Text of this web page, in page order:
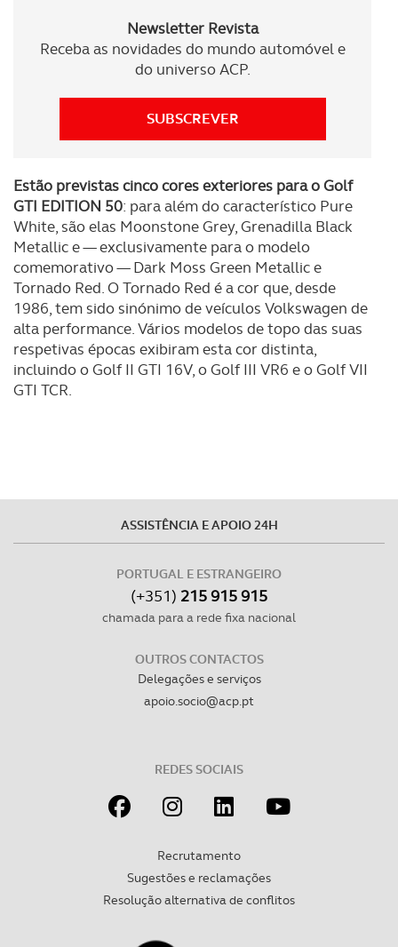
Newsletter Revista
Receba as novidades do mundo automóvel e
do universo ACP.
SUBSCREVER
Estão previstas cinco cores exteriores para o Golf
GTI EDITION 50: para além do característico Pure
White, são elas Moonstone Grey, Grenadilla Black
Metallic e — exclusivamente para o modelo
comemorativo — Dark Moss Green Metallic e
Tornado Red. O Tornado Red é a cor que, desde
1986, tem sido sinónimo de veículos Volkswagen de
alta performance. Vários modelos de topo das suas
respetivas épocas exibiram esta cor distinta,
incluindo o Golf II GTI 16V, o Golf III VR6 e o Golf VII
GTI TCR.
ASSISTÊNCIA E APOIO 24H
PORTUGAL E ESTRANGEIRO
(+351) 215 915 915
chamada para a rede fixa nacional
OUTROS CONTACTOS
Delegações e serviços
apoio.socio@acp.pt
REDES SOCIAIS
Recrutamento
Sugestões e reclamações
Resolução alternativa de conflitos